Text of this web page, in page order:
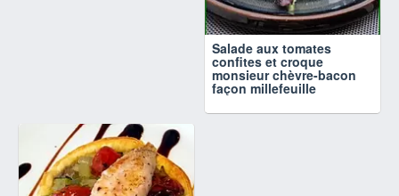
Salade aux tomates
confites et croque
monsieur chèvre-bacon
façon millefeuille